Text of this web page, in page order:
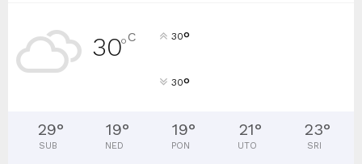
30°C 30°
30°
29°
SUB
19°
NED
19°
PON
21°
UTO
23°
SRI